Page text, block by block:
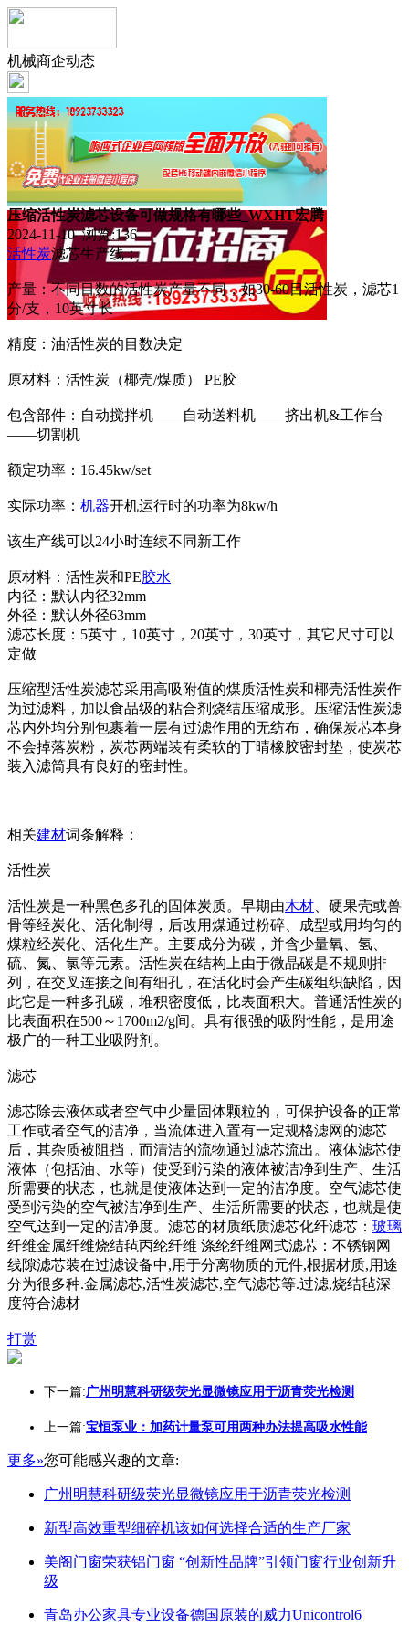
机械商企动态
压缩活性炭滤芯设备可做规格有哪些_WXHT宏腾
2024-11-10 浏览:136
活性炭滤芯生产线：
产量：不同目数的活性炭产量不同，如30-60目活性炭，滤芯1
分/支，10英寸长
精度：油活性炭的目数决定
原材料：活性炭（椰壳/煤质） PE胶
包含部件：自动搅拌机——自动送料机——挤出机&工作台
——切割机
额定功率：16.45kw/set
实际功率： 机器开机运行时的功率为8kw/h
该生产线可以24小时连续不同新工作
原材料：活性炭和PE胶水
内径：默认内径32mm
外径：默认外径63mm
滤芯长度：5英寸，10英寸，20英寸，30英寸，其它尺寸可以
定做
压缩型活性炭滤芯采用高吸附值的煤质活性炭和椰壳活性炭作
为过滤料，加以食品级的粘合剂烧结压缩成形。压缩活性炭滤
芯内外均分别包裹着一层有过滤作用的无纺布，确保炭芯本身
不会掉落炭粉，炭芯两端装有柔软的丁晴橡胶密封垫，使炭芯
装入滤筒具有良好的密封性。
相关建材词条解释：
活性炭
活性炭是一种黑色多孔的固体炭质。早期由木材 、硬果壳或兽
骨等经炭化、活化制得，后改用煤通过粉碎、成型或用均匀的
煤粒经炭化、活化生产。主要成分为碳，并含少量氧、氢、
硫、氮、氯等元素。活性炭在结构上由于微晶碳是不规则排
列，在交叉连接之间有细孔，在活化时会产生碳组织缺陷，因
此它是一种多孔碳，堆积密度低，比表面积大。普通活性炭的
比表面积在500～1700m2/g间。具有很强的吸附性能，是用途
极广的一种工业吸附剂。
滤芯
滤芯除去液体或者空气中少量固体颗粒的，可保护设备的正常
工作或者空气的洁净，当流体进入置有一定规格滤网的滤芯
后，其杂质被阻挡，而清洁的流物通过滤芯流出。液体滤芯使
液体（包括油、水等）使受到污染的液体被洁净到生产、生活
所需要的状态，也就是使液体达到一定的洁净度。空气滤芯使
受到污染的空气被洁净到生产、生活所需要的状态，也就是使
空气达到一定的洁净度。滤芯的材质纸质滤芯化纤滤芯： 玻璃
纤维金属纤维烧结毡丙纶纤维 涤纶纤维网式滤芯：不锈钢网
线隙滤芯装在过滤设备中,用于分离物质的元件,根据材质,用途
分为很多种.金属滤芯,活性炭滤芯,空气滤芯等.过滤,烧结毡深
度符合滤材
打赏
下一篇:广州明慧科研级荧光显微镜应用于沥青荧光检测
上一篇:宝恒泵业：加药计量泵可用两种办法提高吸水性能
更多»您可能感兴趣的文章:
广州明慧科研级荧光显微镜应用于沥青荧光检测
新型高效重型细碎机该如何选择合适的生产厂家
美阁门窗荣获铝门窗 “创新性品牌”引领门窗行业创新升
级
青岛办公家具专业设备德国原装的威力Unicontrol6